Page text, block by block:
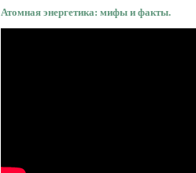
Атомная энергетика: мифы и факты.